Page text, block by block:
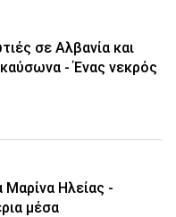
σε Αλβανία και
- Ένας νεκρός
Μαρίνα Ηλείας -
μέσα